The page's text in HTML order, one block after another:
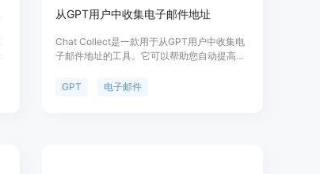
从GPT用户中收集电子邮件地址
Chat Collect是一款用于从GPT用户中收集电
子邮件地址的工具。它可以帮助您自动提高与
的功能。Chat Collect提供简单易用的设置过
GPT 电子邮件